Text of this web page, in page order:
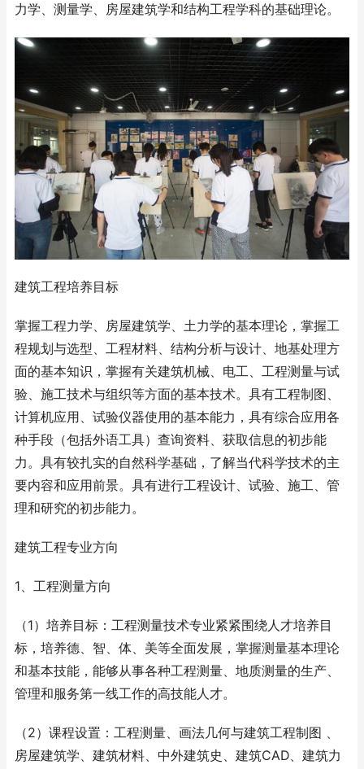
力学、测量学、房屋建筑学和结构工程学科的基础理论。
建筑工程培养目标
掌握工程力学、房屋建筑学、土力学的基本理论，掌握工
程规划与选型、工程材料、结构分析与设计、地基处理方
面的基本知识，掌握有关建筑机械、电工、工程测量与试
验、施工技术与组织等方面的基本技术。具有工程制图、
计算机应用、试验仪器使用的基本能力，具有综合应用各
种手段（包括外语工具）查询资料、获取信息的初步能
力。具有较扎实的自然科学基础，了解当代科学技术的主
要内容和应用前景。具有进行工程设计、试验、施工、管
理和研究的初步能力。
建筑工程专业方向
1、工程测量方向
（1）培养目标：工程测量技术专业紧紧围绕人才培养目
标，培养德、智、体、美等全面发展，掌握测量基本理论
和基本技能，能够从事各种工程测量、地质测量的生产、
管理和服务第一线工作的高技能人才。
（2）课程设置：工程测量、画法几何与建筑工程制图 、
房屋建筑学、建筑材料、中外建筑史、建筑CAD、建筑力